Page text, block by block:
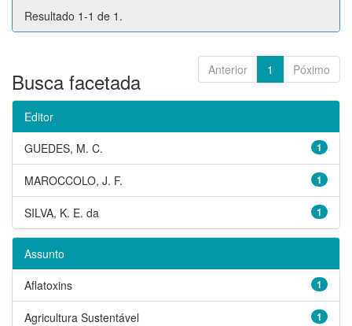
Resultado 1-1 de 1.
Anterior 1 Póximo
Busca facetada
Editor
1
GUEDES, M. C.
1
MAROCCOLO, J. F.
1
SILVA, K. E. da
Assunto
1
Aflatoxins
1
Agricultura Sustentável